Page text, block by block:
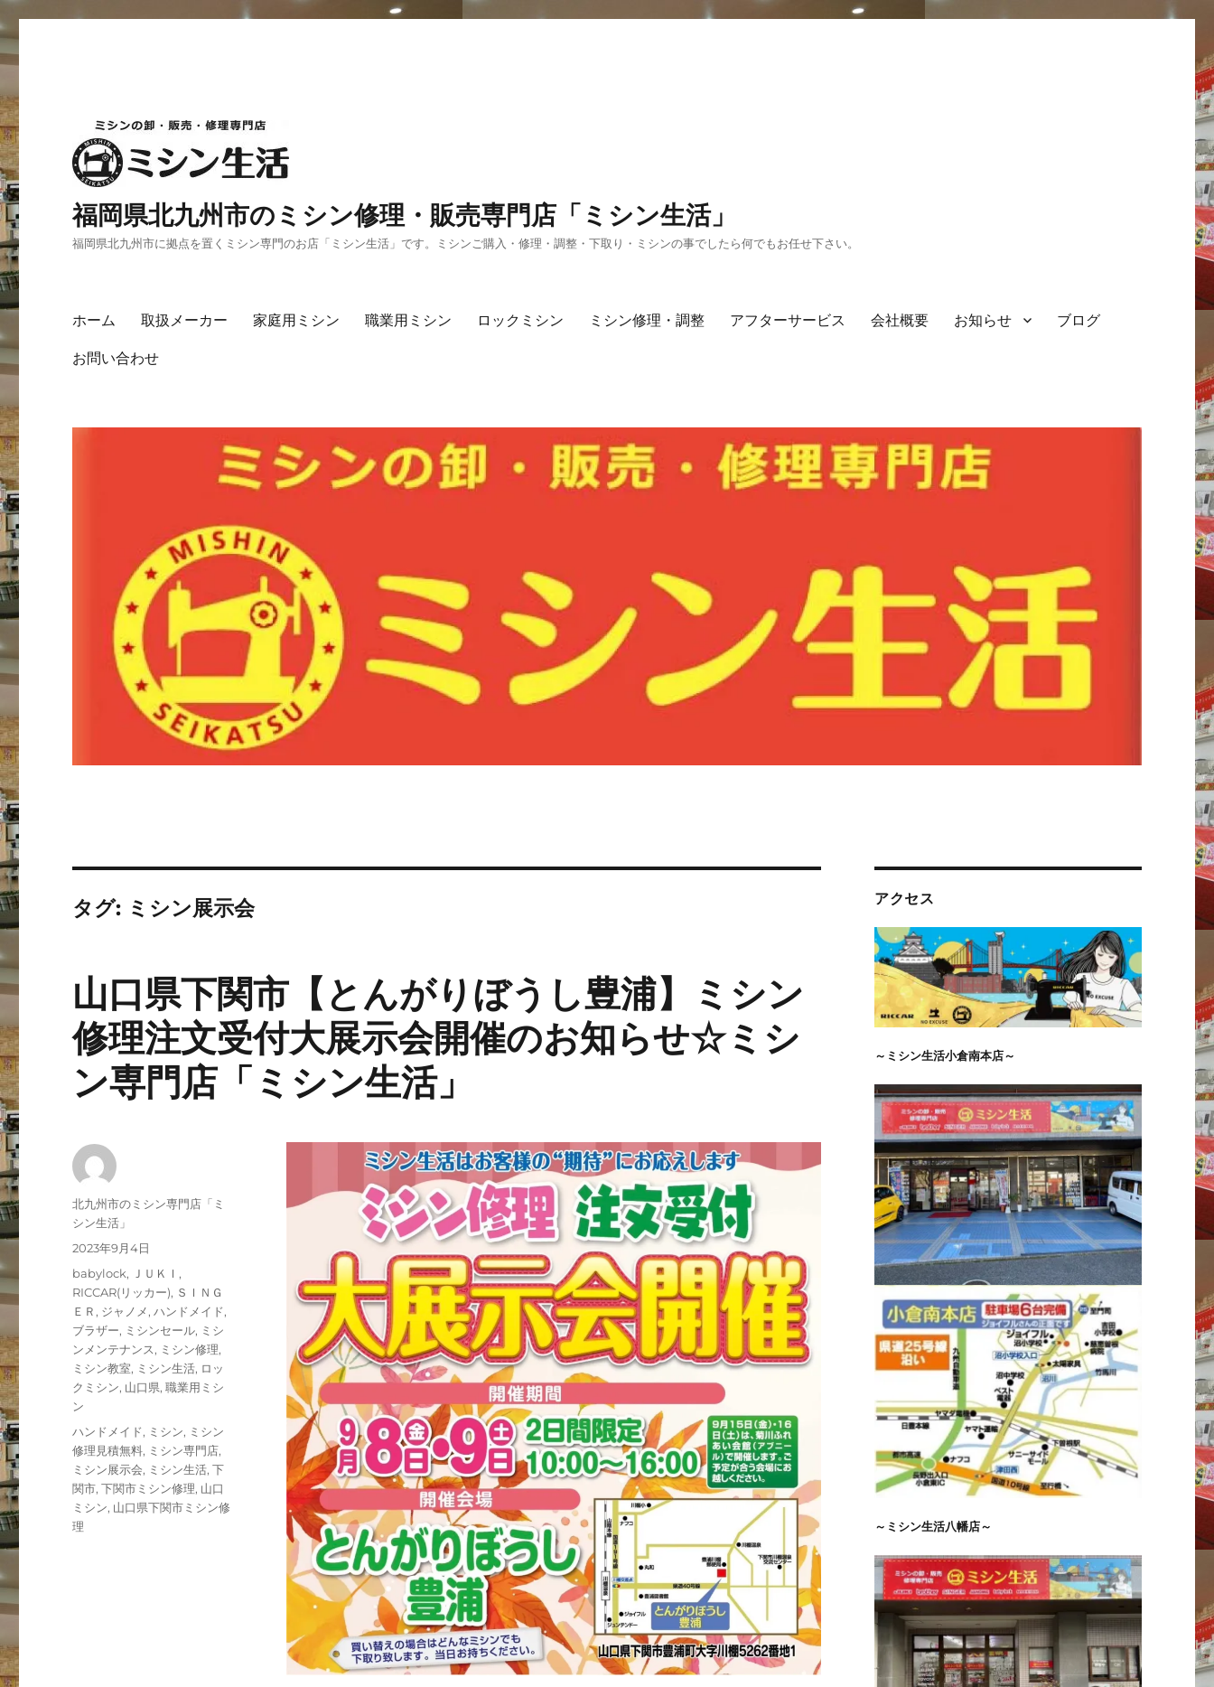
福岡県北九州市のミシン修理・販売専門店「ミシン生活」
福岡県北九州市に拠点を置くミシン専門のお店「ミシン生活」です。ミシンご購入・修理・調整・下取り・ミシンの事でしたら何でもお任せ下さい。
ホーム 取扱メーカー 家庭用ミシン 職業用ミシン ロックミシン ミシン修理・調整 アフターサービス 会社概要 お知らせ ブログ
お問い合わせ
タグ: ミシン展示会
山口県下関市【とんがりぼうし豊浦】ミシン
修理注文受付大展示会開催のお知らせ☆ミシ
ン専門店「ミシン生活」
投
稿
北九州市のミシン専門店「ミ
シン生活」
投
稿
2023年9月4日
カ
テ
ゴ
リ
ー
babylock, ＪＵＫＩ ,
RICCAR(リッカー), ＳＩＮＧ
ＥＲ , ジャノメ,ハンドメイド,
ブラザー, ミシンセール, ミシ
ンメンテナンス, ミシン修理,
ミシン教室, ミシン生活, ロッ
クミシン, 山口県,職業用ミシ
ン
タ
グ
ハンドメイド, ミシン, ミシン
修理見積無料, ミシン専門店,
ミシン展示会, ミシン生活,下
関市,下関市ミシン修理, 山口
ミシン, 山口県下関市ミシン修
理
アクセス
～ミシン生活小倉南本店～
～ミシン生活八幡店～